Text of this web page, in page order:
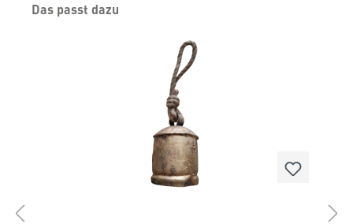
Produktgalerie überspringen
Das passt dazu